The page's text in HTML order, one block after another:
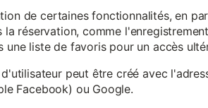
de certaines fonctionnalités, en
la réservation, comme
une liste de favoris pour un accès
peut être créé avec
Facebook) ou Google.